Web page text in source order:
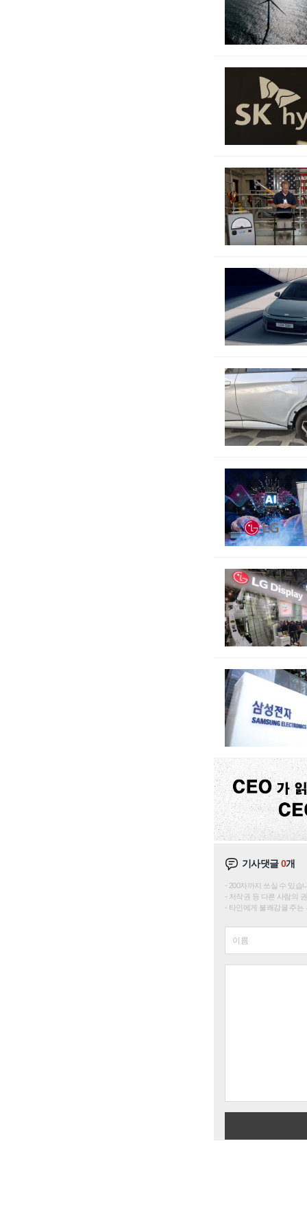
기사댓글0개
200자까지 쓰실 수 있습
저작권 등 다른 사람의
타인에게 불쾌감을 주는